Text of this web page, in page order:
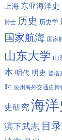
上海 东亚海洋史
博士 历史 历史学
国家航海 国家
山东大学 山
本 明代 明史 普塔
时 泉州海外交通史博
史研究 海洋
滨下武志 目录